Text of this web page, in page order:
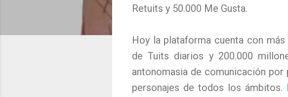
Retuits y 50.000 Me Gusta.
Hoy la plataforma cuenta con
de Tuits diarios y 200.000
antonomasia de comunicación
personajes de todos los ámbitos.